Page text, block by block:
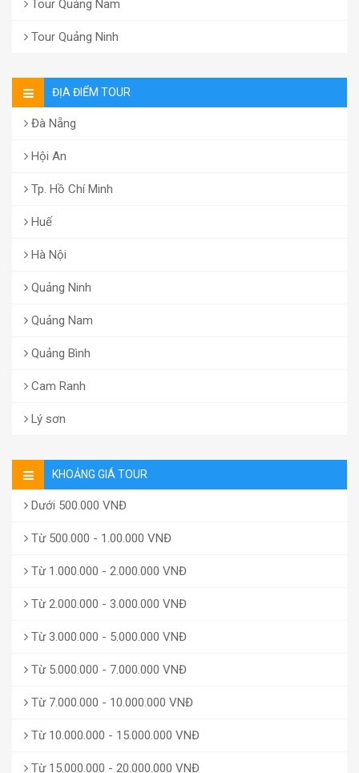
Tour Quảng Nam
Tour Quảng Ninh
ĐỊA ĐIỂM TOUR
Đà Nẵng
Hội An
Tp. Hồ Chí Minh
Huế
Hà Nội
Quảng Ninh
Quảng Nam
Quảng Bình
Cam Ranh
Lý sơn
KHOẢNG GIÁ TOUR
Dưới 500.000 VNĐ
Từ 500.000 - 1.00.000 VNĐ
Từ 1.000.000 - 2.000.000 VNĐ
Từ 2.000.000 - 3.000.000 VNĐ
Từ 3.000.000 - 5.000.000 VNĐ
Từ 5.000.000 - 7.000.000 VNĐ
Từ 7.000.000 - 10.000.000 VNĐ
Từ 10.000.000 - 15.000.000 VNĐ
Từ 15.000.000 - 20.000.000 VNĐ